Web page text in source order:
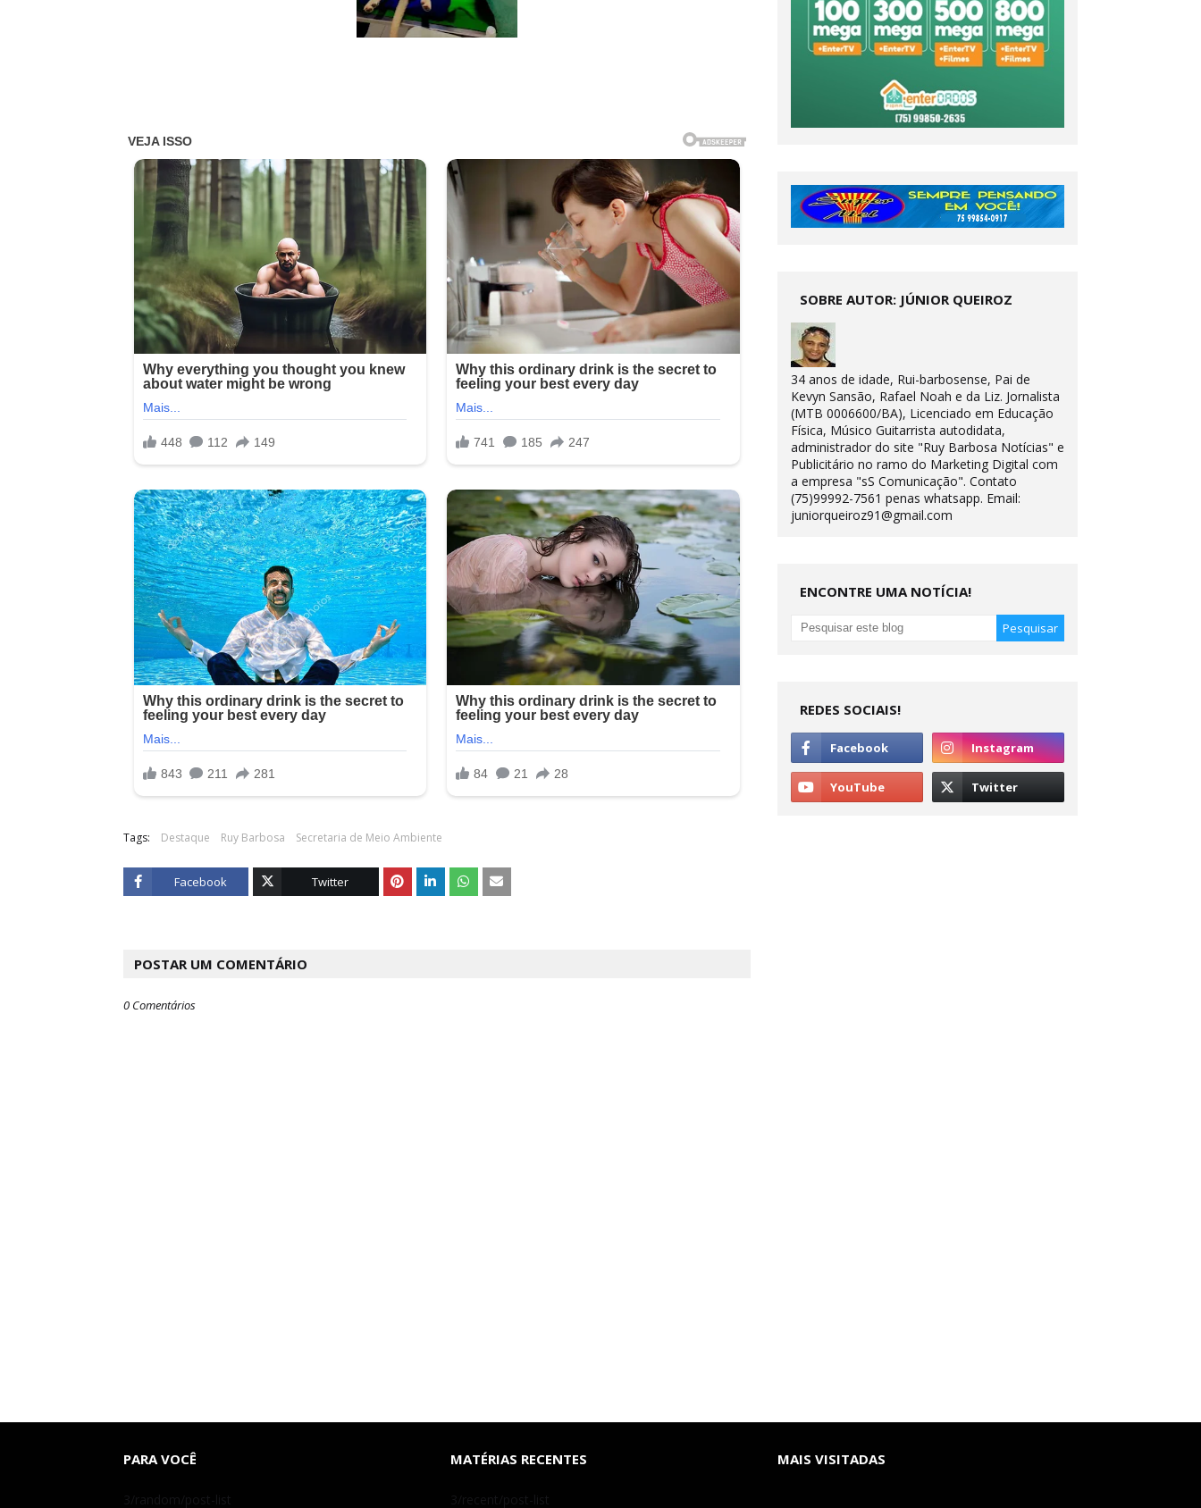
Tags: Destaque Ruy Barbosa Secretaria de Meio Ambiente
Facebook Twitter
POSTAR UM COMENTÁRIO
0 Comentários
SOBRE AUTOR: JÚNIOR QUEIROZ
34 anos de idade, Rui-barbosense, Pai de
Kevyn Sansão, Rafael Noah e da Liz. Jornalista
(MTB 0006600/BA), Licenciado em Educação
Física, Músico Guitarrista autodidata,
administrador do site "Ruy Barbosa Notícias" e
Publicitário no ramo do Marketing Digital com
a empresa "sS Comunicação". Contato
(75)99992-7561 penas whatsapp. Email:
juniorqueiroz91@gmail.com
ENCONTRE UMA NOTÍCIA!
REDES SOCIAIS!
PARA VOCÊ
3/random/post-list
MATÉRIAS RECENTES
3/recent/post-list
MAIS VISITADAS